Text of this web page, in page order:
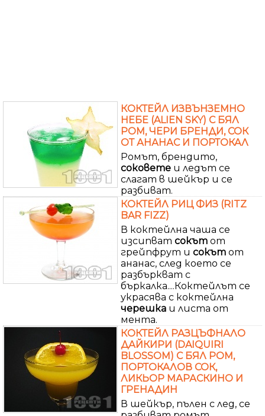
КОКТЕЙЛ ИЗВЪНЗЕМНО
НЕБЕ (ALIEN SKY) С БЯЛ
РОМ, ЧЕРИ БРЕНДИ, СОК
ОТ АНАНАС И ПОРТОКАЛ
Ромът, брендито,
соковете и ледът се
слагат в шейкър и се
разбиват.
КОКТЕЙЛ РИЦ ФИЗ (RITZ
BAR FIZZ)
В коктейлна чаша се
изсипват сокът от
грейпфрут и сокът от
ананас, след което се
разбъркват с
бъркалка....Коктейлът се
украсява с коктейлна
черешка и листа от
мента.
КОКТЕЙЛ РАЗЦЪФНАЛО
ДАЙКИРИ (DAIQUIRI
BLOSSOM) С БЯЛ РОМ,
ПОРТОКАЛОВ СОК,
ЛИКЬОР МАРАСКИНО И
ГРЕНАДИН
В шейкър, пълен с лед, се